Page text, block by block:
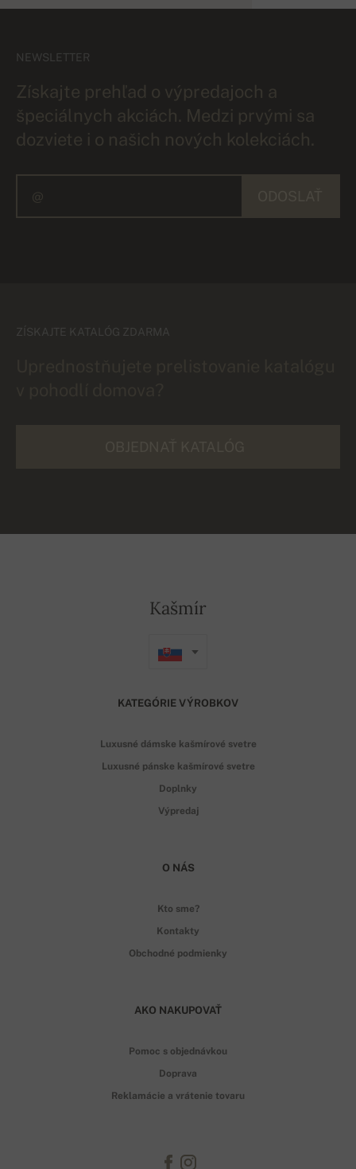
NEWSLETTER
Získajte prehľad o výpredajoch a
špeciálnych akciách. Medzi prvými sa
dozviete i o našich nových kolekciách.
ZÍSKAJTE KATALÓG ZDARMA
Kašmír
KATEGÓRIE VÝROBKOV
Luxusné dámske kašmírové svetre
Luxusné pánske kašmírové svetre
Doplnky
Výpredaj
O NÁS
Kto sme?
Kontakty
Obchodné podmienky
AKO NAKUPOVAŤ
Pomoc s objednávkou
Doprava
Reklamácie a vrátenie tovaru